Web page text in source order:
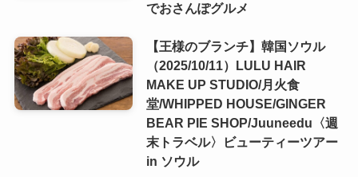
でおさんぽグルメ
【王様のブランチ】韓国ソウル
（2025/10/11）LULU HAIR
MAKE UP STUDIO/月火食
堂/WHIPPED HOUSE/GINGER
BEAR PIE SHOP/Juuneedu〈週
末トラベル〉ビューティーツアー
in ソウル